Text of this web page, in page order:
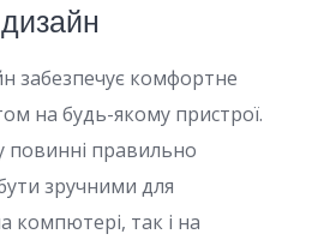
забезпечує комфортне
на будь-якому пристрої.
повинні правильно
зручними для
компютері, так і на